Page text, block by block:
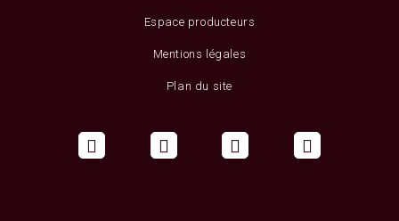
Espace producteurs
Mentions légales
Plan du site